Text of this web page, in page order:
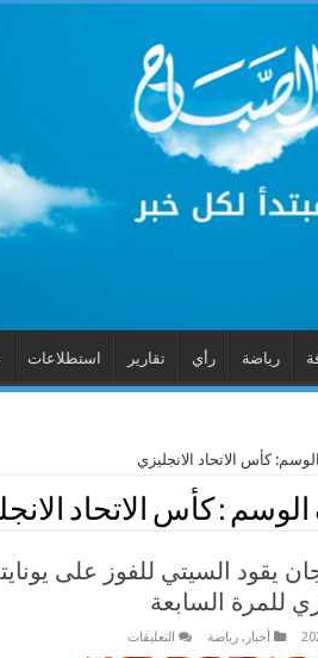
رياضة رأي تقارير استطلاعات
الوسم:كأس الاتحاد الانجليزي
: كأس الاتحاد
يقود السيتي للفوز على
للمرة السابعة
أخبار , رياضة التعليقات